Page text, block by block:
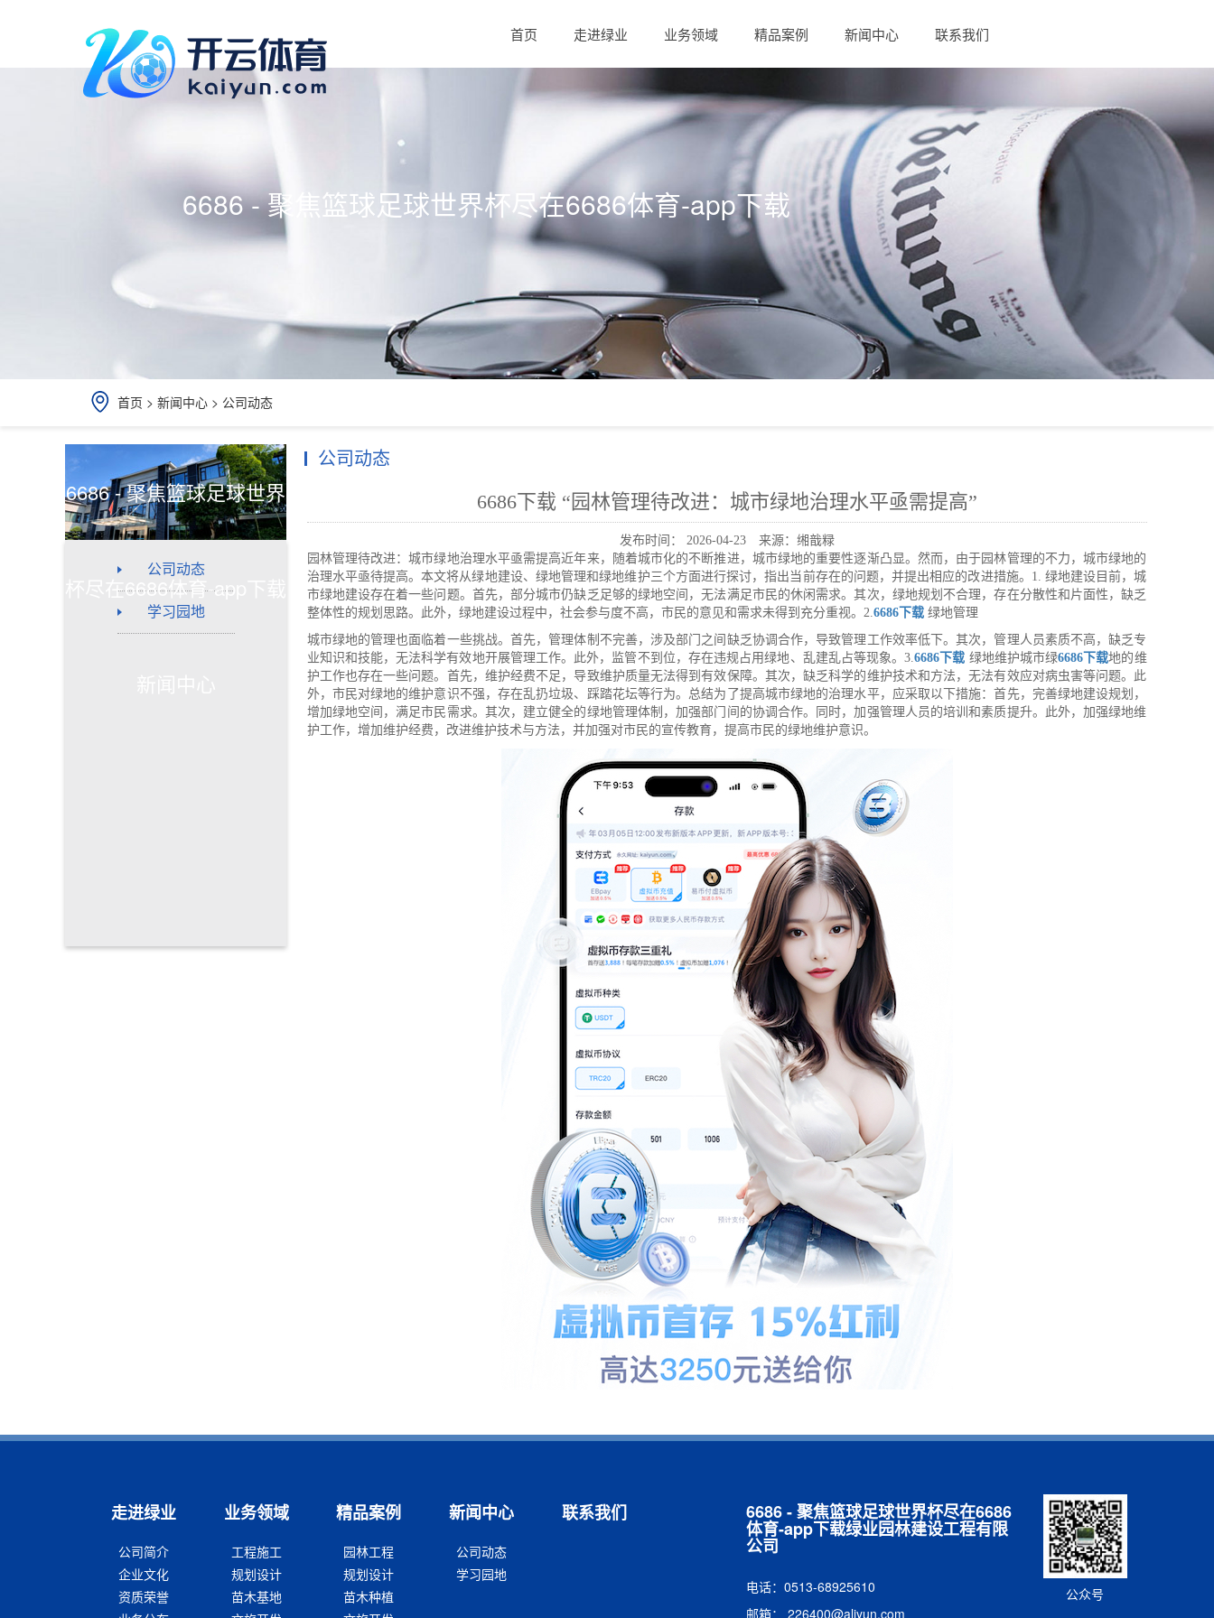
首页 走进绿业 业务领域 精品案例 新闻中心 联系我们
6686 - 聚焦篮球足球世界杯尽在6686体育-app下载
首页 >新闻中心 > 公司动态
6686 - 聚焦篮球足球世界
杯尽在6686体育-app下载
公司动态
学习园地
公司动态
6686下载 “园林管理待改进：城市绿地治理水平亟需提高”
发布时间： 2026-04-23来源：缃戠粶
园林管理待改进：城市绿地治理水平亟需提高近年来，随着城市化的不断推进，城市绿地的重要性逐渐凸显。然而，由于园林管理的不力，城市绿地的
治理水平亟待提高。本文将从绿地建设、绿地管理和绿地维护三个方面进行探讨，指出当前存在的问题，并提出相应的改进措施。1. 绿地建设目前，城
市绿地建设存在着一些问题。首先，部分城市仍缺乏足够的绿地空间，无法满足市民的休闲需求。其次，绿地规划不合理，存在分散性和片面性，缺乏
整体性的规划思路。此外，绿地建设过程中，社会参与度不高，市民的意见和需求未得到充分重视。2.6686下载绿地管理
城市绿地的管理也面临着一些挑战。首先，管理体制不完善，涉及部门之间缺乏协调合作，导致管理工作效率低下。其次，管理人员素质不高，缺乏专
业知识和技能，无法科学有效地开展管理工作。此外，监管不到位，存在违规占用绿地、乱建乱占等现象。3.6686下载 绿地维护城市绿6686下载地的维
护工作也存在一些问题。首先，维护经费不足，导致维护质量无法得到有效保障。其次，缺乏科学的维护技术和方法，无法有效应对病虫害等问题。此
外，市民对绿地的维护意识不强，存在乱扔垃圾、踩踏花坛等行为。总结为了提高城市绿地的治理水平，应采取以下措施：首先，完善绿地建设规划，
增加绿地空间，满足市民需求。其次，建立健全的绿地管理体制，加强部门间的协调合作。同时，加强管理人员的培训和素质提升。此外，加强绿地维
护工作，增加维护经费，改进维护技术与方法，并加强对市民的宣传教育，提高市民的绿地维护意识。
走进绿业
公司简介
企业文化
资质荣誉
业务领域
工程施工
规划设计
苗木基地
精品案例
园林工程
规划设计
苗木种植
新闻中心
公司动态
学习园地
联系我们 6686 - 聚焦篮球足球世界杯尽在6686
体育-app下载绿业园林建设工程有限
公司
电话：0513-68925610
邮箱： 226400@aliyun.com
公众号